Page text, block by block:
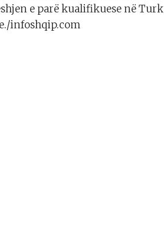
e parë kualifikuese në
infoshqip.com